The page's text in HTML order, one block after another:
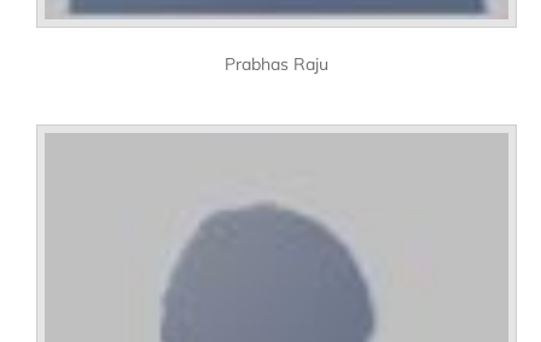
Prabhas Raju